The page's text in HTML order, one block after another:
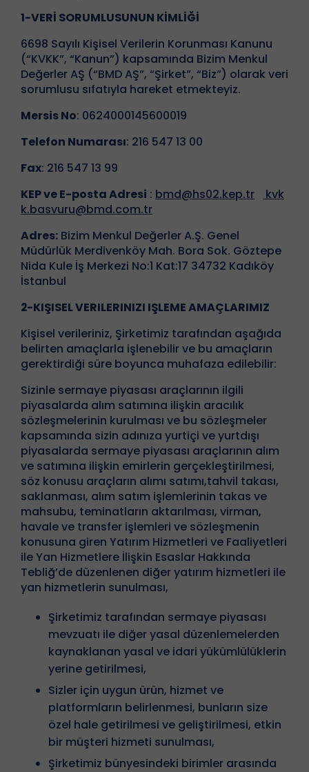
1-VERİ SORUMLUSUNUN KİMLİĞİ
6698 Sayılı Kişisel Verilerin Korunması Kanunu
(“KVKK”, “Kanun”) kapsamında Bizim Menkul
Değerler AŞ (“BMD AŞ”, “Şirket”, “Biz”) olarak veri
sorumlusu sıfatıyla hareket etmekteyiz.
Mersis No: 0624000145600019
Telefon Numarası: 216 547 13 00
Fax: 216 547 13 99
KEP ve E-posta Adresi : bmd@hs02.kep.tr
kvk
k.basvuru@bmd.com.tr
Adres: Bizim Menkul Değerler A.Ş. Genel
Müdürlük Merdivenköy Mah. Bora Sok. Göztepe
Nida Kule İş Merkezi No:1 Kat:17 34732 Kadıköy
İstanbul
2-KIŞISEL VERILERINIZI IŞLEME AMAÇLARIMIZ
Kişisel verileriniz, Şirketimiz tarafından aşağıda
belirten amaçlarla işlenebilir ve bu amaçların
gerektirdiği süre boyunca muhafaza edilebilir:
Sizinle sermaye piyasası araçlarının ilgili
piyasalarda alım satımına ilişkin aracılık
sözleşmelerinin kurulması ve bu sözleşmeler
kapsamında sizin adınıza yurtiçi ve yurtdışı
piyasalarda sermaye piyasası araçlarının alım
ve satımına ilişkin emirlerin gerçekleştirilmesi,
söz konusu araçların alımı satımı,tahvil takası,
saklanması, alım satım işlemlerinin takas ve
mahsubu, teminatların aktarılması, virman,
havale ve transfer işlemleri ve sözleşmenin
konusuna giren Yatırım Hizmetleri ve Faaliyetleri
ile Yan Hizmetlere İlişkin Esaslar Hakkında
Tebliğ’de düzenlenen diğer yatırım hizmetleri ile
yan hizmetlerin sunulması,
Şirketimiz tarafından sermaye piyasası
mevzuatı ile diğer yasal düzenlemelerden
kaynaklanan yasal ve idari yükümlülüklerin
yerine getirilmesi,
Sizler için uygun ürün, hizmet ve
platformların belirlenmesi, bunların size
özel hale getirilmesi ve geliştirilmesi, etkin
bir müşteri hizmeti sunulması,
Şirketimiz bünyesindeki birimler arasında